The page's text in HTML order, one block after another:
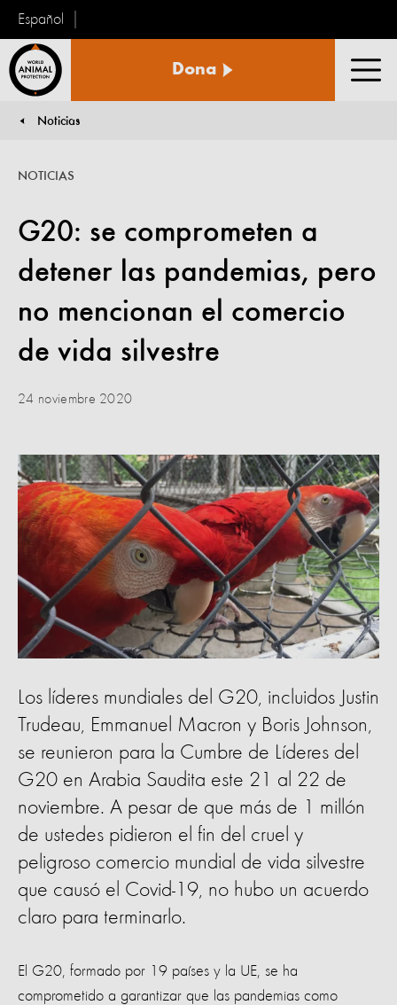
Español
Animal
Dona
Noticias
G20: se comprometen a
detener las pandemias, pero
no mencionan el comercio
de vida silvestre
NOTICIAS
24 noviembre 2020
Los líderes mundiales del G20, incluidos Justin
Trudeau, Emmanuel Macron y Boris Johnson,
se reunieron para la Cumbre de Líderes del
G20 en Arabia Saudita este 21 al 22 de
noviembre. A pesar de que más de 1 millón
de ustedes pidieron el fin del cruel y
peligroso comercio mundial de vida silvestre
que causó el Covid-19, no hubo un acuerdo
claro para terminarlo.
El G20, formado por 19 países y la UE, se ha
comprometido a garantizar que las pandemias como